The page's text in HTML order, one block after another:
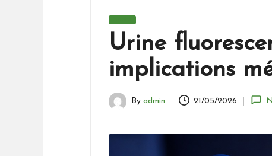
Posted
in
Urine
implications
Posted
By admin 21/05/2026